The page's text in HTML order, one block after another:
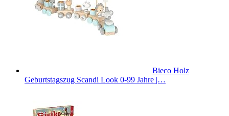
Bieco Holz
Geburtstagszug Scandi Look 0-99 Jahre |…